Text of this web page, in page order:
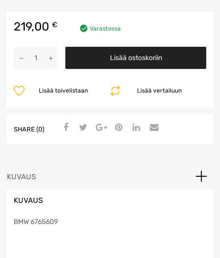
219,00 € Varastossa
määrä
Lisää ostoskoriin
Lisää vertailuun
Lisää toivelistaan
SHARE (0)
KUVAUS
KUVAUS
BMW 6765609